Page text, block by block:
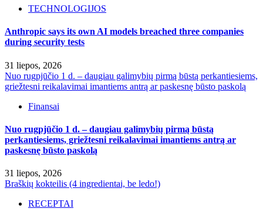
TECHNOLOGIJOS
Anthropic says its own AI models breached three companies
during security tests
31 liepos, 2026
Nuo rugpjūčio 1 d. – daugiau galimybių pirmą būstą perkantiesiems,
griežtesni reikalavimai imantiems antrą ar paskesnę būsto paskolą
Finansai
Nuo rugpjūčio 1 d. – daugiau galimybių pirmą būstą
perkantiesiems, griežtesni reikalavimai imantiems antrą ar
paskesnę būsto paskolą
31 liepos, 2026
Braškių kokteilis (4 ingredientai, be ledo!)
RECEPTAI